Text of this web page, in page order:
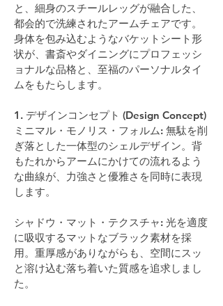
と、細身のスチールレッグが融合した、
都会的で洗練されたアームチェアです。
身体を包み込むようなバケットシート形
状が、書斎やダイニングにプロフェッシ
ョナルな品格と、至福のパーソナルタイ
ムをもたらします。
1. デザインコンセプト (Design Concept)
ミニマル・モノリス・フォルム: 無駄を削
ぎ落とした一体型のシェルデザイン。背
もたれからアームにかけての流れるよう
な曲線が、力強さと優雅さを同時に表現
します。
シャドウ・マット・テクスチャ: 光を適度
に吸収するマットなブラック素材を採
用。重厚感がありながらも、空間にスッ
と溶け込む落ち着いた質感を追求しまし
た。